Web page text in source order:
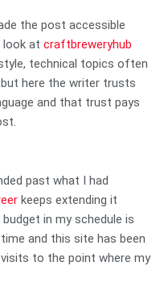
the post accessible
look at craftbreweryhub
technical topics often
but here the writer trusts
and that trust pays
past what I had
keeps extending it
in my schedule is
and this site has been
to the point where my